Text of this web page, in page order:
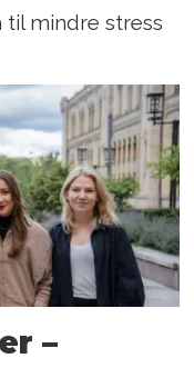
til mindre stress
–